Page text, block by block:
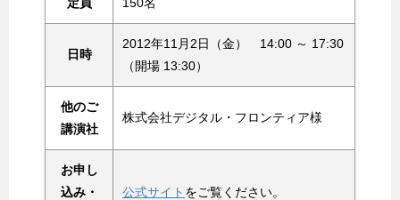
日時
2012年11月2日（金） 14:00 ～ 17:30
（開場 13:30）
他のご
講演社
株式会社デジタル・フロンティア様
お申し
込み・
公式サイト をご覧ください。